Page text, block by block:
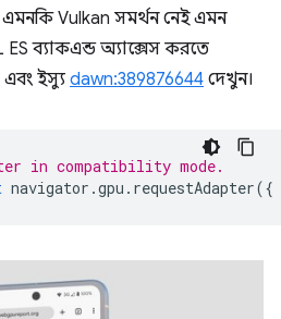
Vulkan সমর্থন নেই এমন
ব্যাকএন্ড অ্যাক্সেস করতে
এবং ইস্যু dawn:389876644 দেখুন।
in compatibility mode.
navigator .gpu . requestAdapter({